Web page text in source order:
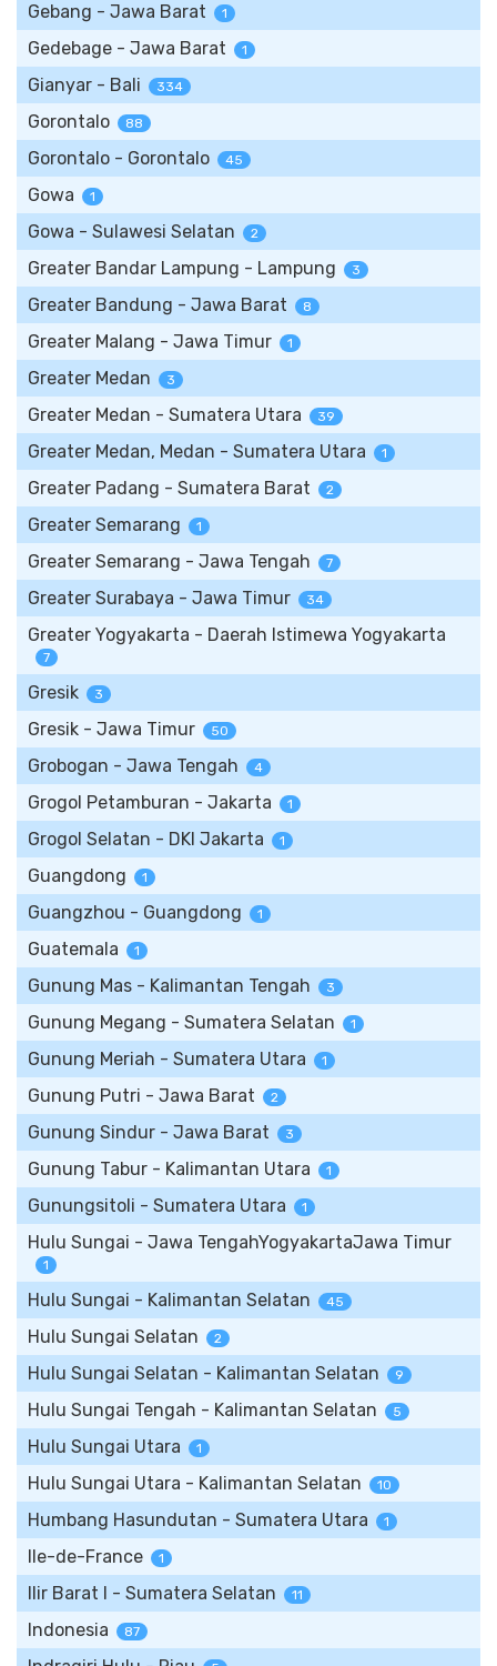
Gebang - Jawa Barat 1
Gedebage - Jawa Barat 1
Gianyar - Bali 334
Gorontalo 88
Gorontalo - Gorontalo 45
Gowa 1
Gowa - Sulawesi Selatan 2
Greater Bandar Lampung - Lampung 3
Greater Bandung - Jawa Barat 8
Greater Malang - Jawa Timur 1
Greater Medan 3
Greater Medan - Sumatera Utara 39
Greater Medan, Medan - Sumatera Utara 1
Greater Padang - Sumatera Barat 2
Greater Semarang 1
Greater Semarang - Jawa Tengah 7
Greater Surabaya - Jawa Timur 34
Greater Yogyakarta - Daerah Istimewa Yogyakarta
7
Gresik 3
Gresik - Jawa Timur 50
Grobogan - Jawa Tengah 4
Grogol Petamburan - Jakarta 1
Grogol Selatan - DKI Jakarta 1
Guangdong 1
Guangzhou - Guangdong 1
Guatemala 1
Gunung Mas - Kalimantan Tengah 3
Gunung Megang - Sumatera Selatan 1
Gunung Meriah - Sumatera Utara 1
Gunung Putri - Jawa Barat 2
Gunung Sindur - Jawa Barat 3
Gunung Tabur - Kalimantan Utara 1
Gunungsitoli - Sumatera Utara 1
Hulu Sungai - Jawa TengahYogyakartaJawa Timur
1
Hulu Sungai - Kalimantan Selatan 45
Hulu Sungai Selatan 2
Hulu Sungai Selatan - Kalimantan Selatan 9
Hulu Sungai Tengah - Kalimantan Selatan 5
Hulu Sungai Utara 1
Hulu Sungai Utara - Kalimantan Selatan 10
Humbang Hasundutan - Sumatera Utara 1
Ile-de-France 1
Ilir Barat I - Sumatera Selatan 11
Indonesia 87